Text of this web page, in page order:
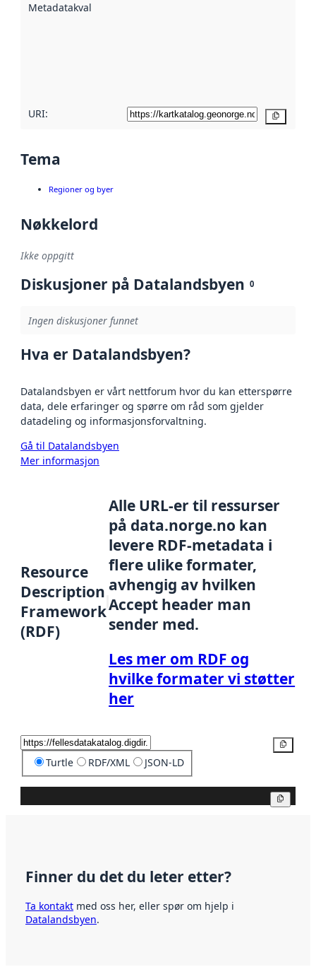
Metadatakvalitet
URI:
Tema
Regioner og byer
Nøkkelord
Ikke oppgitt
Diskusjoner på Datalandsbyen 0
Ingen diskusjoner funnet
Hva er Datalandsbyen?
Datalandsbyen er vårt nettforum hvor du kan etterspørre
data, dele erfaringer og spørre om råd som gjelder
datadeling og informasjonsforvaltning.
Gå til Datalandsbyen
Mer informasjon
Resource
Description
Framework
(RDF)
Alle URL-er til ressurser
på data.norge.no kan
levere RDF-metadata i
flere ulike formater,
avhengig av hvilken
Accept header man
sender med.
Les mer om RDF og
hvilke formater vi støtter
her
Turtle RDF/XML JSON-LD
Finner du det du leter etter?
Ta kontakt med oss her, eller spør om hjelp i
Datalandsbyen.